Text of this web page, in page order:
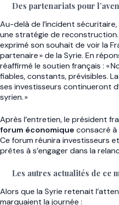
Des partenariats pour
Au-delà de l’incident
une stratégie de reconstruction.
exprimé son souhait de voir la
partenaire » de la Syrie. En
réaffirmé le soutien français : «
fiables, constants, prévisibles.
ses investisseurs continueront
syrien. »
Après l’entretien, le président
forum économique consacré
Ce forum réunira investisseurs
prêtes à s’engager dans la
Les autres actualités de ce
Alors que la Syrie retenait
marquaient la journée :